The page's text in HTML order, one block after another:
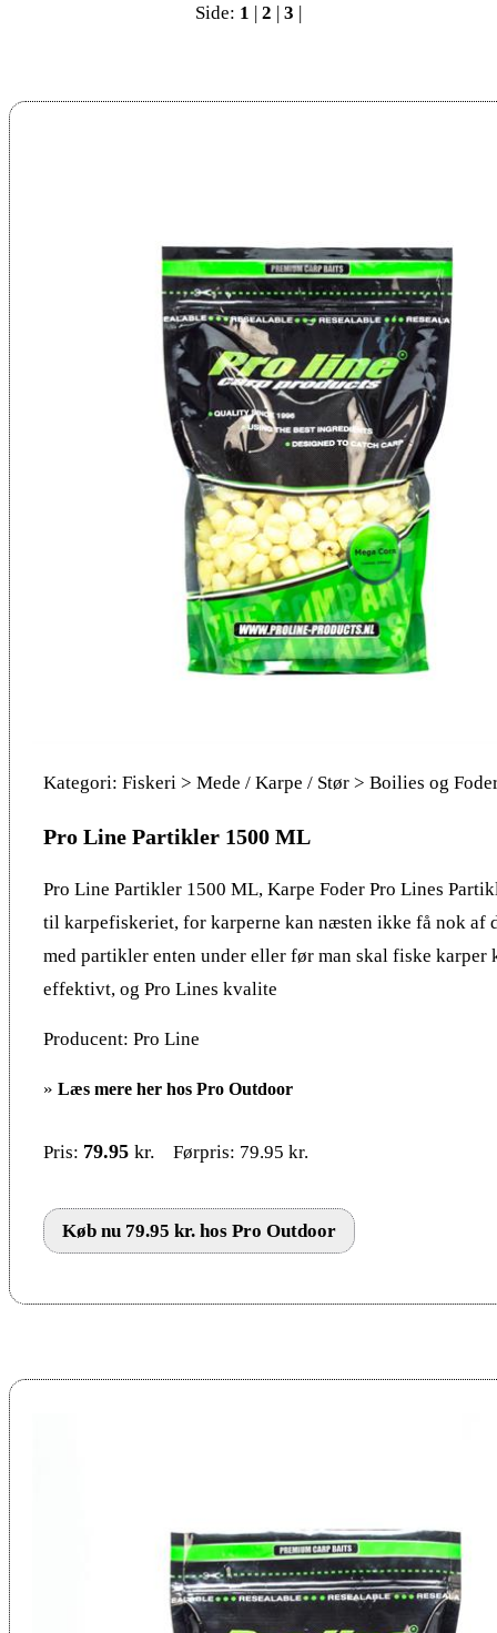
Side: 1 | 2 | 3 |
Kategori: Fiskeri > Mede / Karpe / Stør > Boilies og
Pro Line Partikler 1500 ML
Pro Line Partikler 1500 ML, Karpe Foder Pro Lines
til karpefiskeriet, for karperne kan næsten ikke få nok af
med partikler enten under eller før man skal fiske
effektivt, og Pro Lines kvalite
Producent: Pro Line
» Læs mere her hos Pro Outdoor
Pris: 79.95 kr. Førpris: 79.95 kr.
Køb nu 79.95 kr. hos Pro Outdoor